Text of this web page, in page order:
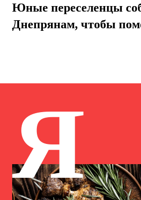
Юные переселенцы
Днепрянам, чтобы
Я